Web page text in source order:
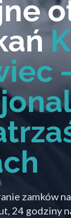
zamków
24 godziny